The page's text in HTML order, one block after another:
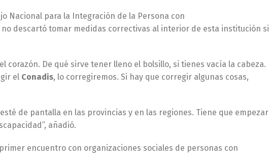
Nacional para la Integración de la Persona con
descartó tomar medidas correctivas al interior de esta institución si
corazón. De qué sirve tener lleno el bolsillo, si tienes vacía la cabeza.
el Conadis, lo corregiremos. Si hay que corregir algunas cosas,
de pantalla en las provincias y en las regiones. Tiene que empezar
añadió.
encuentro con organizaciones sociales de personas con